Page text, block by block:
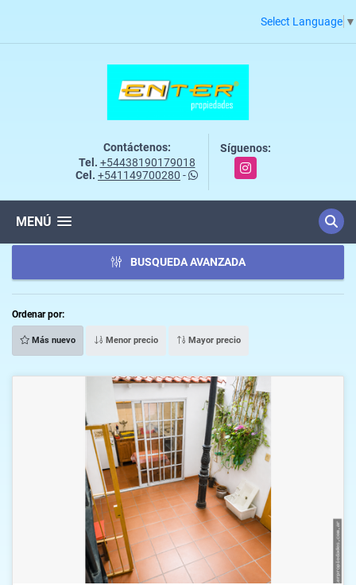
Select Language ▼
Contáctenos:
Tel. +54438190179018
Cel. +541149700280 -
Síguenos:
Instagram
MENÚ
BUSQUEDA AVANZADA
Ordenar por:
Más nuevo Menor precio Mayor precio